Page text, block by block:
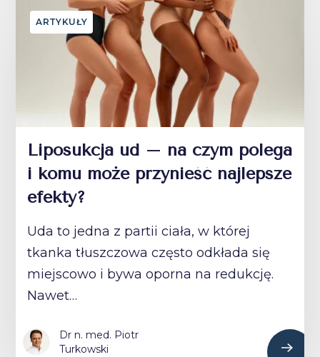
ARTYKUŁY
Liposukcja ud – na czym polega
i komu może przynieść najlepsze
efekty?
Uda to jedna z partii ciała, w której
tkanka tłuszczowa często odkłada się
miejscowo i bywa oporna na redukcję.
Nawet…
Dr n. med. Piotr
Turkowski